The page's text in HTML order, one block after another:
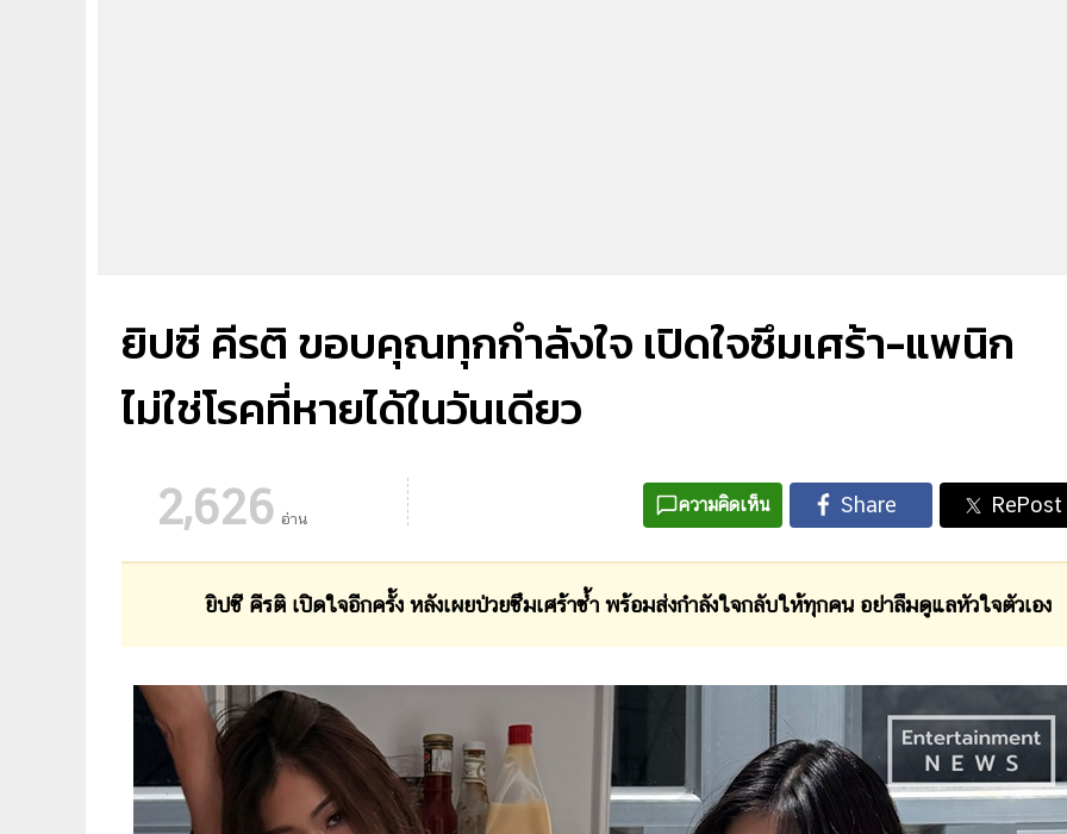
ยิปซี คีรติ ขอบคุณทุกกำลังใจ เปิดใจซึมเศร้า-แพนิก
ไม่ใช่โรคที่หายได้ในวันเดียว
2,626 อ่าน
ความคิดเห็น
ยิปซี คีรติ เปิดใจอีกครั้ง หลังเผยป่วยซึมเศร้าซ้ำ พร้อมส่งกำลังใจกลับให้ทุกคน อย่าลืมดูแลหัวใจตัวเอง